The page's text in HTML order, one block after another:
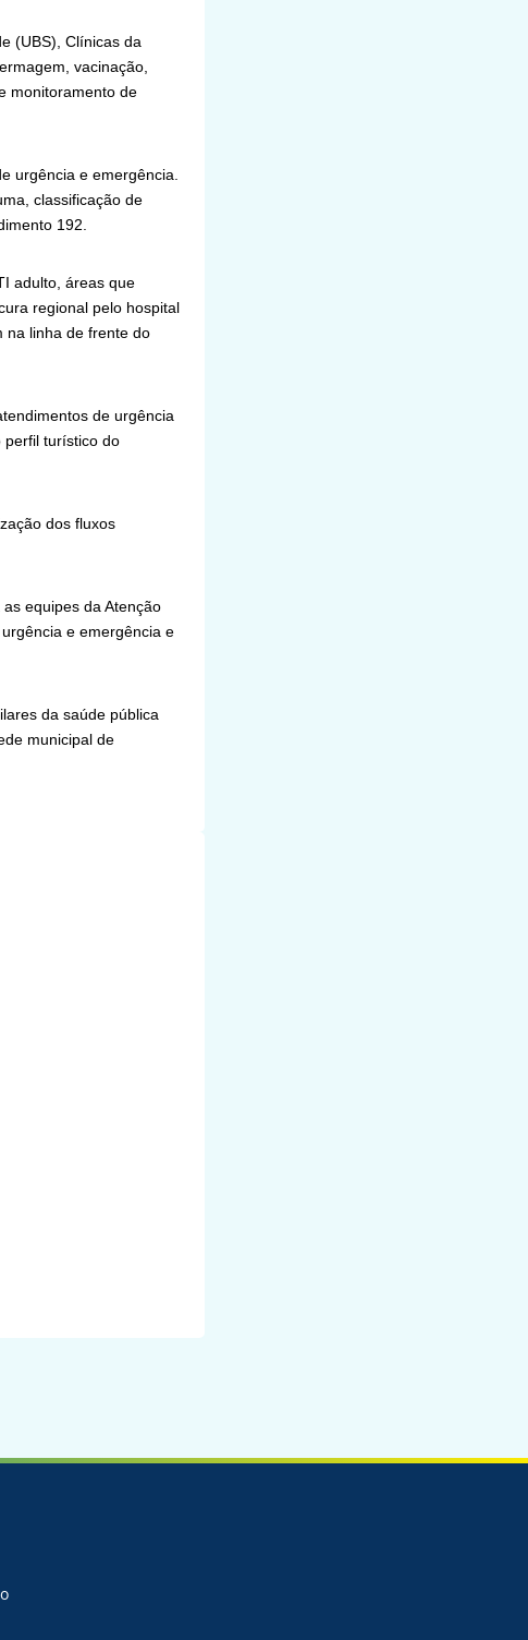
(UBS), Clínicas da
vacinação,
monitoramento de
urgência e emergência.
classificação de
192.
adulto, áreas que
regional pelo hospital
na linha de frente do
de urgência
perfil turístico do
dos fluxos
equipes da Atenção
e emergência e
da saúde pública
municipal de